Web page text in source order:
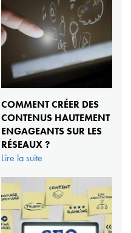
COMMENT CRÉER DES
CONTENUS HAUTEMENT
ENGAGEANTS SUR LES
RÉSEAUX ?
Lire la suite